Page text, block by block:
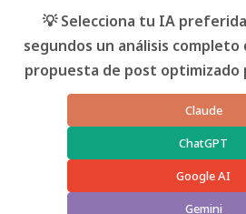
💡 Selecciona tu IA
segundos un análisis
propuesta de post optimizado
Claude
ChatGPT
Google AI
Gemini